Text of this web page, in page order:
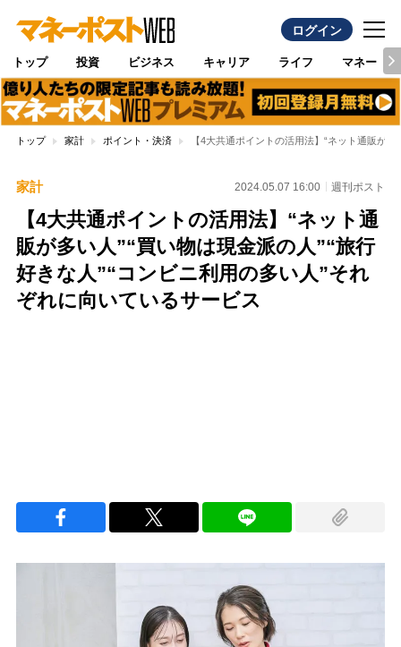
ログイン
トップ 投資 ビジネス キャリア ライフ マネー
トップ 家計 ポイント・決済 【4大共通ポイントの活用法】“ネット通販が
家計 2024.05.07 16:00 週刊ポスト
【4大共通ポイントの活用法】“ネット通
販が多い人”“買い物は現金派の人”“旅行
好きな人”“コンビニ利用の多い人”それ
ぞれに向いているサービス